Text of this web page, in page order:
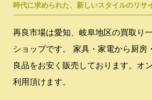
時代に求められた、新しいスタイルのリサ
再良市場は愛知、岐阜地区の買取り
ショップです。 家具・家電から厨房
良品をお安く販売しております。オ
利用頂けます。